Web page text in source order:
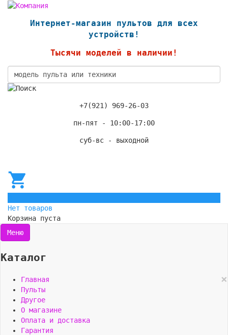
Интернет-магазин пультов для всех
устройств!
Тысячи моделей в наличии!
+7(921) 969-26-03
пн-пят - 10:00-17:00
суб-вс - выходной
Нет товаров
Корзина пуста
Меню
Каталог
×
Главная
Пульты
Другое
О магазине
Оплата и доставка
Гарантия